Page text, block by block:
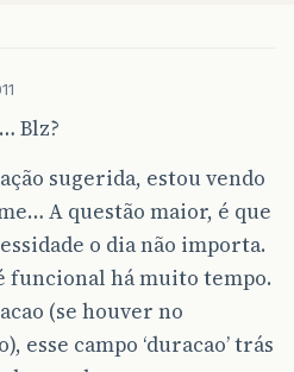
Blz?
sugerida, estou vendo
A questão maior, é que
o dia não importa.
funcional há muito tempo.
(se houver no
esse campo ‘duracao’ trás